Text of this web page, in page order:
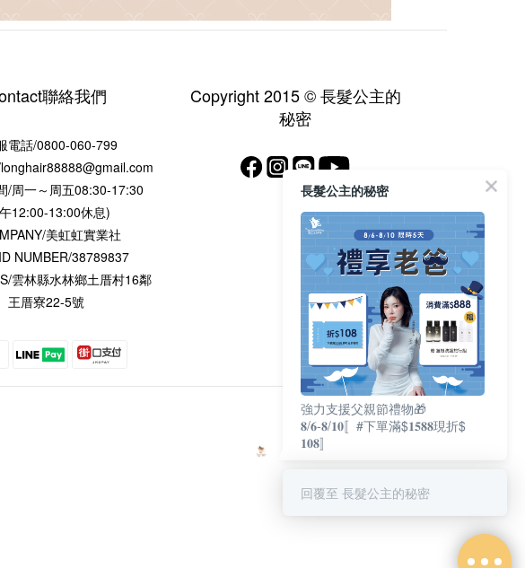
聯絡我們
電話/0800-060-799
/周一～周五08:30-17:30
12:00-13:00休息)
美虹虹實業社
NUMBER/38789837
雲林縣水林鄉土厝村16鄰
王厝寮22-5號
Copyright 2015 © 長髮公主的
秘密
$ TWD
長髮公主的秘密
強力支援父親節禮物🎁
𝟖/𝟔-𝟖/𝟏𝟎〚#下單滿$𝟏𝟓𝟖𝟖現折$
𝟏𝟎𝟖〛
回覆至 長髮公主的秘密